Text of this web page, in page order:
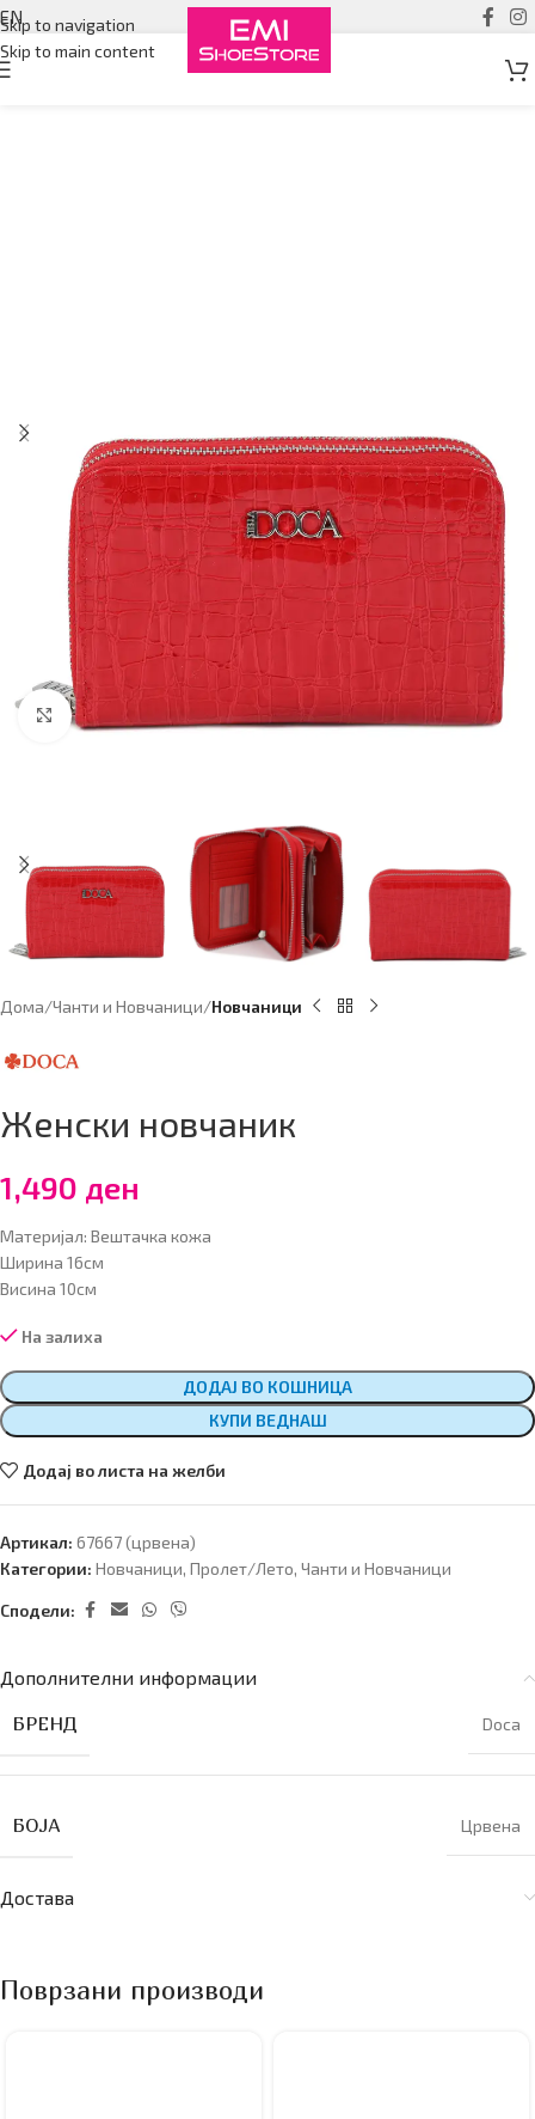
Skip to navigation
Skip to main content
EN
Click to enlarge
Дома Чанти и Новчаници Новчаници
Женски новчаник
1,490 ден
Материјал: Вештачка кожа
Ширина 16см
Висина 10см
На залиха
ДОДАЈ ВО КОШНИЦА
КУПИ ВЕДНАШ
Додај во листа на желби
Артикал: 67667 (црвена)
Категории: Новчаници, Пролет/Лето, Чанти и Новчаници
Сподели:
Дополнителни информации
БРЕНД Doca
БОЈА Црвена
Достава
Поврзани производи